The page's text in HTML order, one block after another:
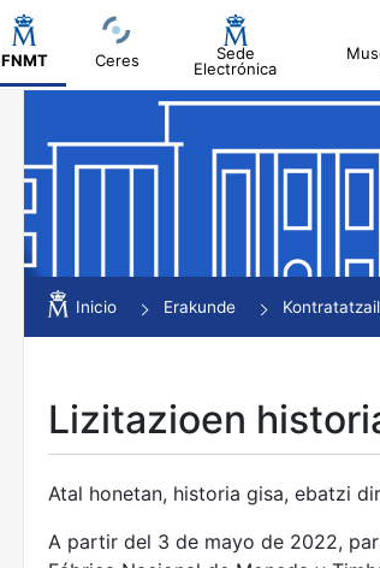
FNMT Ceres
Sede
Electrónica
Erakutsi/Ezkutatu
Erakutsi/Ezkutatu
Erakutsi/Ezkutatu
Inicio Erakunde
Lizitazioen
Atal honetan, historia gisa, ebatzi
A partir del 3 de mayo de 2022,